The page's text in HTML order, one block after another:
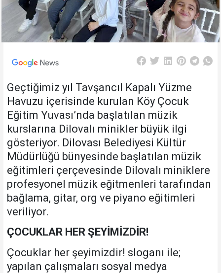
Geçtiğimiz yıl Tavşancıl Kapalı Yüzme
Havuzu içerisinde kurulan Köy Çocuk
Eğitim Yuvası’nda başlatılan müzik
kurslarına Dilovalı minikler büyük ilgi
gösteriyor. Dilovası Belediyesi Kültür
Müdürlüğü bünyesinde başlatılan müzik
eğitimleri çerçevesinde Dilovalı miniklere
profesyonel müzik eğitmenleri tarafından
bağlama, gitar, org ve piyano eğitimleri
veriliyor.
ÇOCUKLAR HER ŞEYİMİZDİR!
Çocuklar her şeyimizdir! sloganı ile;
yapılan çalışmaları sosyal medya